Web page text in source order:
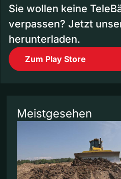
Sie wollen keine
verpassen? Jetzt
herunterladen.
Zum Play Store
Meistgesehen